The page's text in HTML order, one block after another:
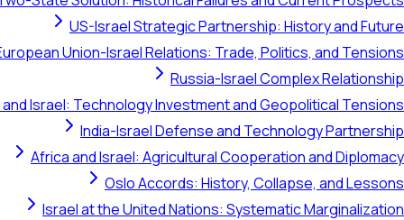
US-Israel Strategic Partnership: History and Future
Union-Israel Relations: Trade, Politics, and Tensions
Russia-Israel Complex Relationship
and Israel: Technology Investment and Geopolitical Tensions
India-Israel Defense and Technology Partnership
Africa and Israel: Agricultural Cooperation and Diplomacy
Oslo Accords: History, Collapse, and Lessons
Israel at the United Nations: Systematic Marginalization